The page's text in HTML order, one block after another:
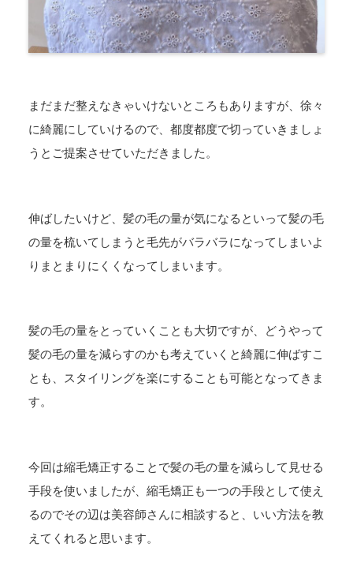
まだまだ整えなきゃいけないところもありますが、徐々
に綺麗にしていけるので、都度都度で切っていきましょ
うとご提案させていただきました。
伸ばしたいけど、髪の毛の量が気になるといって髪の毛
の量を梳いてしまうと毛先がバラバラになってしまいよ
りまとまりにくくなってしまいます。
髪の毛の量をとっていくことも大切ですが、どうやって
髪の毛の量を減らすのかも考えていくと綺麗に伸ばすこ
とも、スタイリングを楽にすることも可能となってきま
す。
今回は縮毛矯正することで髪の毛の量を減らして見せる
手段を使いましたが、縮毛矯正も一つの手段として使え
るのでその辺は美容師さんに相談すると、いい方法を教
えてくれると思います。